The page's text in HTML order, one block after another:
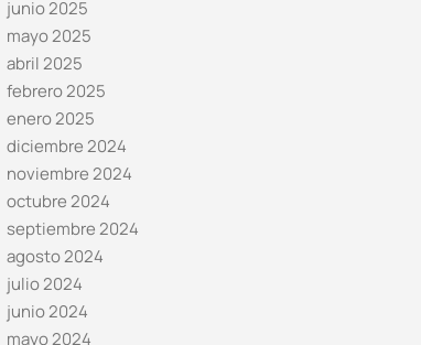
junio 2025
mayo 2025
abril 2025
febrero 2025
enero 2025
diciembre 2024
noviembre 2024
octubre 2024
septiembre 2024
agosto 2024
julio 2024
junio 2024
mayo 2024